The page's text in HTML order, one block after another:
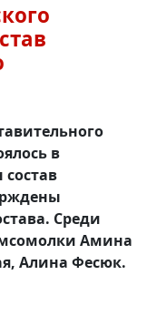
в
Среди
Амина
Алина Фесюк.